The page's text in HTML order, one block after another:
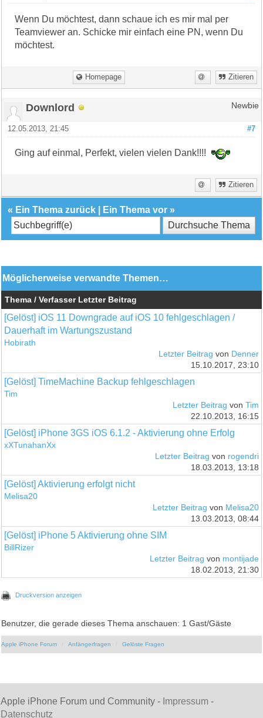
Wenn Du möchtest, dann schaue ich es mir mal per
Teamviewer an. Schicke mir einfach eine PN, wenn Du
möchtest.
Homepage Zitieren
Downlord Newbie
#7
12.05.2013, 21:45
Ging auf einmal, Perfekt, vielen vielen Dank!!!!
Zitieren
« Ein Thema zurück Ein Thema vor »
Möglicherweise verwandte Themen…
Thema / Verfasser Letzter Beitrag
[Gelöst] iOS 11 Downgrade auf iOS 10 fehlgeschlagen /
Dauerhaft im Wartungszustand
Hobirath
Letzter Beitrag von Denner
15.10.2017, 23:10
[Gelöst] TimeMachine Backup fehlgeschlagen
Tim
Letzter Beitrag von Tim
22.10.2013, 16:15
[Gelöst] iPhone 3GS iOS 6.1.2 - Aktivierung ohne Erfolg
xXTunahanXx
Letzter Beitrag von rogendri
18.03.2013, 13:18
[Gelöst] Aktivierung erfolgt nicht
Melisa20
Letzter Beitrag von Melisa20
13.03.2013, 08:44
[Gelöst] iPhone 5 Aktivierung ohne SIM
BillRizer
Letzter Beitrag von montijade
18.02.2013, 21:30
Druckversion anzeigen
Benutzer, die gerade dieses Thema anschauen: 1 Gast/Gäste
Apple iPhone Forum Anfängerfragen Gelöste Fragen
Apple iPhone Forum und Community - Impressum -
Datenschutz